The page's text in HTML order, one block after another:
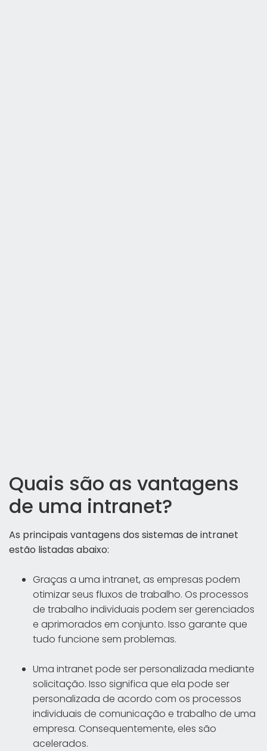
Quais são as vantagens
de uma intranet?
As principais vantagens dos sistemas de intranet
estão listadas abaixo:
Graças a uma intranet, as empresas podem
otimizar seus fluxos de trabalho. Os processos
de trabalho individuais podem ser gerenciados
e aprimorados em conjunto. Isso garante que
tudo funcione sem problemas.
Uma intranet pode ser personalizada mediante
solicitação. Isso significa que ela pode ser
personalizada de acordo com os processos
individuais de comunicação e trabalho de uma
empresa. Consequentemente, eles são
acelerados.